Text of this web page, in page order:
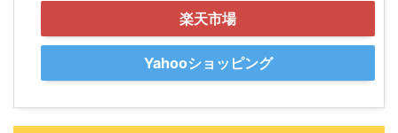
楽天市場
Yahooショッピング